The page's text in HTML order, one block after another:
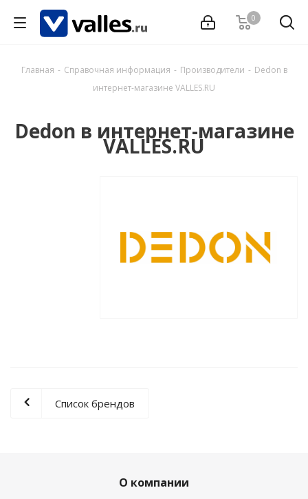
0
Главная - Справочная информация - Производители - Dedon в
интернет-магазине VALLES.RU
Dedon в интернет-магазине
VALLES.RU
Список брендов
О компании